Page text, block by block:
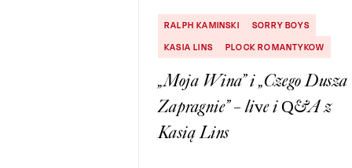
RALPH KAMINSKI
SORRY BOYS
KASIA LINS
PLOCK ROMANTYKOW
„Moja Wina” i „Czego Dusza
Zapragnie” – live i Q&A z
Kasią Lins